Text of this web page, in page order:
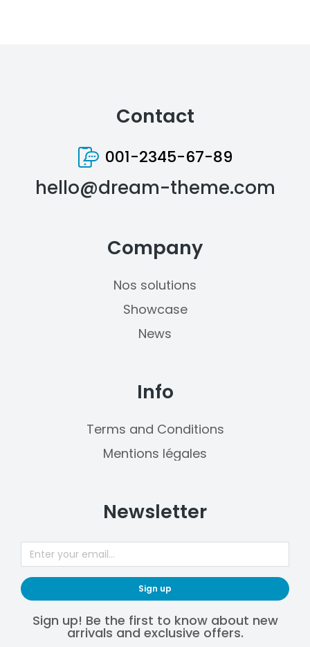
Contact
001-2345-67-89
hello@dream-theme.com
Company
Nos solutions
Showcase
News
Info
Terms and Conditions
Mentions légales
Newsletter
Sign up
Sign up! Be the first to know about new
arrivals and exclusive offers.